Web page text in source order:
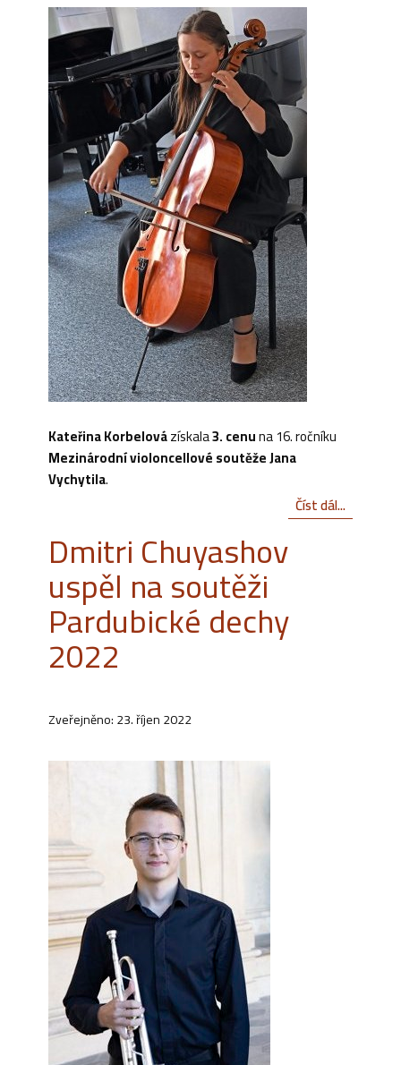
Kateřina Korbelovázískala3. cenuna 16. ročníku
Mezinárodní violoncellové soutěže Jana
Vychytila.
Číst dál...
Dmitri Chuyashov
uspěl na soutěži
Pardubické dechy
2022
Zveřejněno: 23. říjen 2022